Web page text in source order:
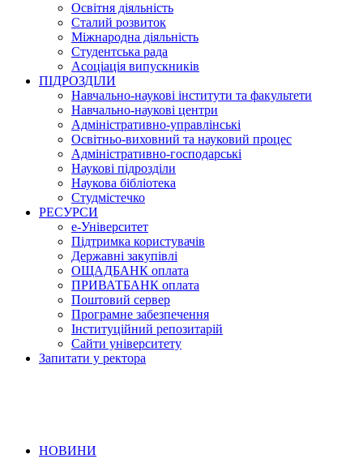
Освітня діяльність
Сталий розвиток
Міжнародна діяльність
Студентська рада
Асоціація випускників
ПІДРОЗДІЛИ
Навчально-наукові інститути та факультети
Навчально-наукові центри
Адміністративно-управлінські
Освітньо-виховний та науковий процес
Адміністративно-господарські
Наукові підрозділи
Наукова бібліотека
Студмістечко
РЕСУРСИ
е-Університет
Підтримка користувачів
Державні закупівлі
ОЩАДБАНК оплата
ПРИВАТБАНК оплата
Поштовий сервер
Програмне забезпечення
Інституційний репозитарій
Сайти університету
Запитати у ректора
НОВИНИ